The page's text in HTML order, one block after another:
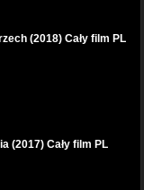
(2018) Cały film PL
(2017) Cały film PL